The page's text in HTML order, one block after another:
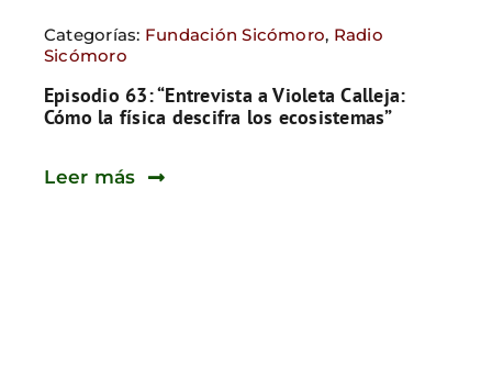
Categorías: Fundación Sicómoro, Radio
Sicómoro
Episodio 63: “Entrevista a Violeta Calleja:
Cómo la física descifra los ecosistemas”
Leer más